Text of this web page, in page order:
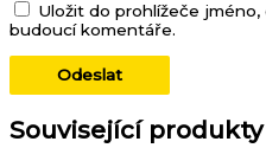
Uložit do prohlížeče
budoucí komentáře.
Související produkty